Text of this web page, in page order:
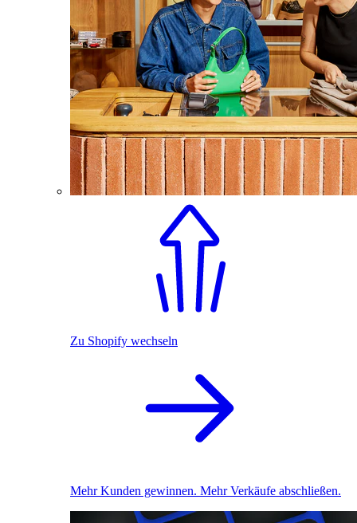
Zu Shopify wechseln
Mehr Kunden gewinnen. Mehr Verkäufe abschließen.